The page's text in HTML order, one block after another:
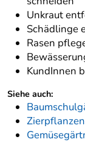
Unkraut
Schädlinge
Rasen
KundInnen
Siehe auch: